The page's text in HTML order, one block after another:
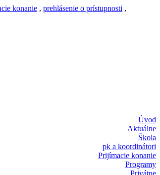
konanie , prehlásenie o prístupnosti ,
Úvod
Aktuálne
Škola
pk a koordinátori
Prijímacie konanie
Programy
Privátne